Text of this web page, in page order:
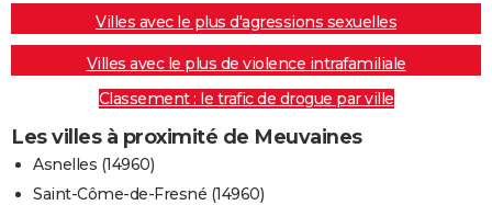
Villes avec le plus d'agressions sexuelles
Villes avec le plus de violence intrafamiliale
Classement : le trafic de drogue par ville
Les villes à proximité de Meuvaines
Asnelles (14960)
Saint-Côme-de-Fresné (14960)